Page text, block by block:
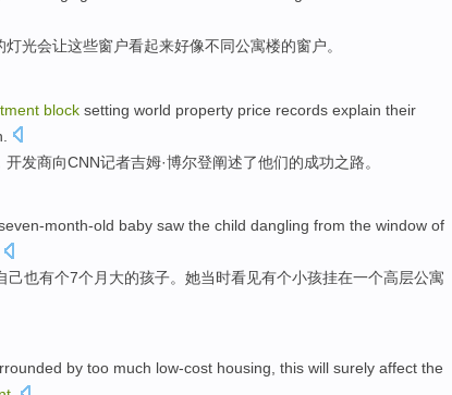
灯光会让这些窗户看起来好像不同公寓楼的窗户。
block setting world property price records explain their
开发商向CNN记者吉姆·博尔登阐述了他们的成功之路。
month-old baby saw the child dangling from the window of
己也有个7个月大的孩子。她当时看见有个小孩挂在一个高层公寓
by too much low-cost housing, this will surely affect the